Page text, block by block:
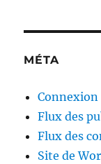
MÉTA
Connexion
Flux des
Flux des
Site de